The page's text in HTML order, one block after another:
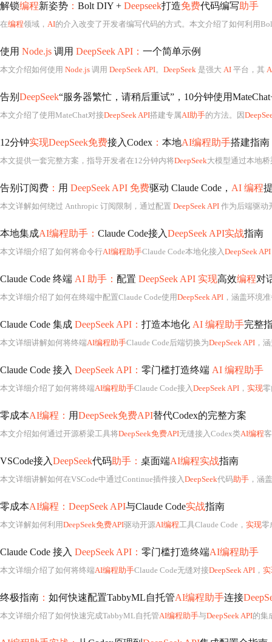
解锁编程新姿势 ： Bolt DIY + Deepseek打造免费代码编写助手
在编程领域， AI的介入改变了开发者编写代码的方式。本文介绍了如何利用
使用 Node.js 调用 DeepSeek API： 一个简单示例
本文介绍如何使用 Node.js 调用 DeepSeek API。 DeepSeek 是强大 AI 平台，其
告别 DeepSeek“服务器繁忙，请稍后重试”，10分钟使用
本文介绍了使用MateChat对接DeepSeek API搭建专属AI助手的方法。因
12分钟实现DeepSeek免费接入Codex ： 本地AI编程助手搭建指南
本文提供一套完整方案，指导开发者在12分钟内将DeepSeek大模型通过本地桥梁
告别订阅费 ： 用 DeepSeek API 免费驱动 Claude Code， AI 编程
本文详解如何绕过 Anthropic 订阅限制，通过配置 DeepSeek API 作为后端驱动
本地集成AI编程助手： Claude Code接入DeepSeek API实战指南
本文详细介绍了如何将命令行AI编程助手Claude Code本地化接入DeepSeek API
Claude Code 终端 AI 助手： 配置 DeepSeek API 实现高效编程对
本文详细介绍了如何在终端中配置Claude Code使用DeepSeek API ，涵盖环境
Claude Code 集成 DeepSeek API： 打造本地化 AI 编程助手完整
本文详细讲解如何将终端AI编程助手Claude Code后端切换为DeepSeek API ，
Claude Code 接入 DeepSeek API： 零门槛打造终端 AI 编程助手
本文详细介绍了如何将终端AI编程助手Claude Code接入DeepSeek API ， 实现
零成本AI编程： 用DeepSeek免费API替代Codex的完整方案
本文介绍如何通过开源桥梁工具将DeepSeek免费API无缝接入Codex类AI编程
VSCode接入DeepSeek代码助手： 桌面端AI编程实战指南
本文详细讲解如何在VSCode中通过Continue插件接入DeepSeek代码助手 ，涵
零成本AI编程：DeepSeek API与Claude Code实战指南
本文详解如何利用DeepSeek免费API驱动开源AI编程工具Claude Code， 实现零
Claude Code 接入 DeepSeek API： 零门槛打造终端AI编程助手
本文详细介绍了如何将终端AI编程助手Claude Code无缝对接DeepSeek API ，
终极指南 ： 如何快速配置TabbyML自托管AI编程助手连接
本文详细介绍了如何快速完成TabbyML自托管AI编程助手与DeepSeek API的集